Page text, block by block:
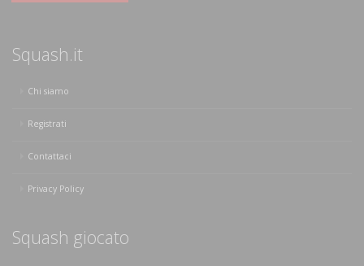
Squash.it
Chi siamo
Registrati
Contattaci
Privacy Policy
Squash giocato